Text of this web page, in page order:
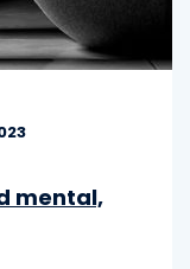
mental,